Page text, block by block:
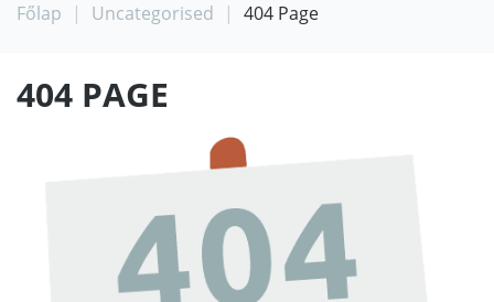
Főlap | Uncategorised | 404 Page
404 PAGE